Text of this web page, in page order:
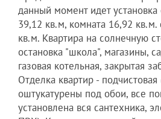
данный момент идет
39,12 кв.м, комната 16,92
кв.м. Квартира на солнечную
остановка "школа", магазины,
газовая котельная, закрытая
Отделка квартир -
оштукатурены под обои, все
установлена вся сантехника,